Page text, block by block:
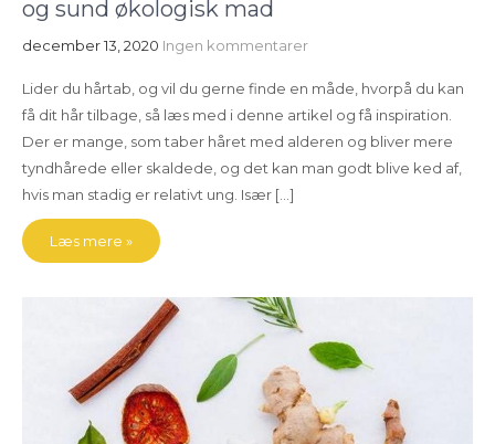
og sund økologisk mad
december 13, 2020 Ingen kommentarer
Lider du hårtab, og vil du gerne finde en måde, hvorpå du kan
få dit hår tilbage, så læs med i denne artikel og få inspiration.
Der er mange, som taber håret med alderen og bliver mere
tyndhårede eller skaldede, og det kan man godt blive ked af,
hvis man stadig er relativt ung. Især […]
Læs mere »